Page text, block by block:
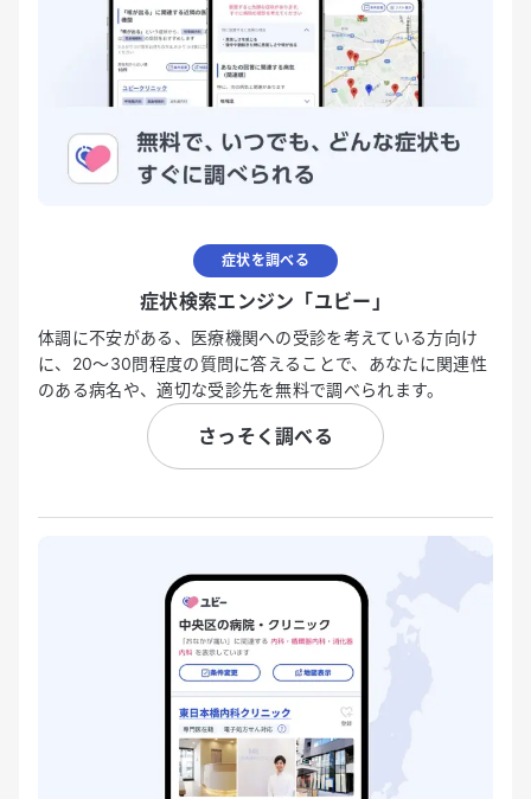
症状を調べる
症状検索エンジン「ユビー」
体調に不安がある、医療機関への受診を考えている方向け
に、20〜30問程度の質問に答えることで、あなたに関連性
のある病名や、適切な受診先を無料で調べられます。
さっそく調べる